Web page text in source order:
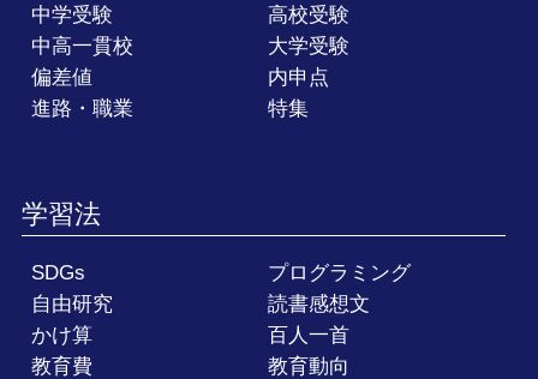
中学受験
高校受験
中高一貫校
大学受験
偏差値
内申点
進路・職業
特集
学習法
SDGs
プログラミング
自由研究
読書感想文
かけ算
百人一首
教育費
教育動向